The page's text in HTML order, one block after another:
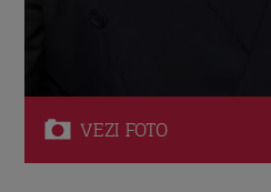
VEZI FOTO